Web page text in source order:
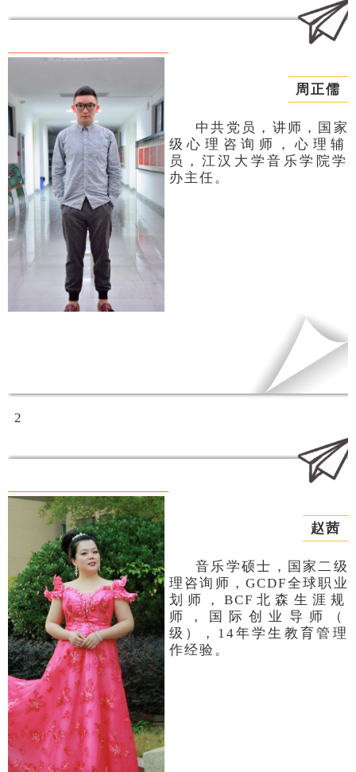
周正儒
中共党员，讲师，国家
级心理咨询师，心理辅
员，江汉大学音乐学院学
办主任。
2
赵茜
音乐学硕士，国家二级
理咨询师，GCDF全球职业
划师，BCF北森生涯规
师，国际创业导师（
级），14年学生教育管理
作经验。